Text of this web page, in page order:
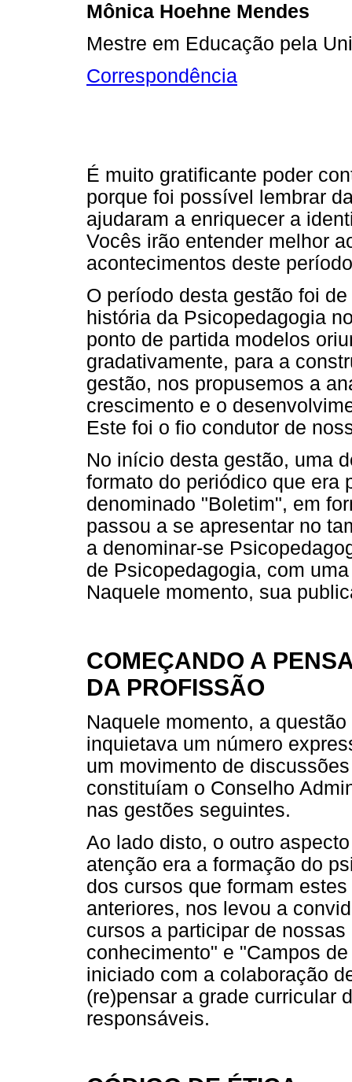
Mônica Hoehne Mendes
Mestre em Educação pela
Correspondência
É muito gratificante poder
porque foi possível lembrar
ajudaram a enriquecer a
Vocês irão entender melhor
acontecimentos deste
O período desta gestão foi
história da Psicopedagogia
ponto de partida modelos
gradativamente, para a
gestão, nos propusemos a
crescimento e o
Este foi o fio condutor de
No início desta gestão, uma
formato do periódico que era
denominado "Boletim", em
passou a se apresentar no
a denominar-se
de Psicopedagogia, com
Naquele momento, sua
COMEÇANDO A
DA PROFISSÃO
Naquele momento, a
inquietava um número
um movimento de
constituíam o Conselho
nas gestões seguintes.
Ao lado disto, o outro
atenção era a formação do
dos cursos que formam
anteriores, nos levou a
cursos a participar de
conhecimento" e "Campos
iniciado com a colaboração
(re)pensar a grade curricular
responsáveis.